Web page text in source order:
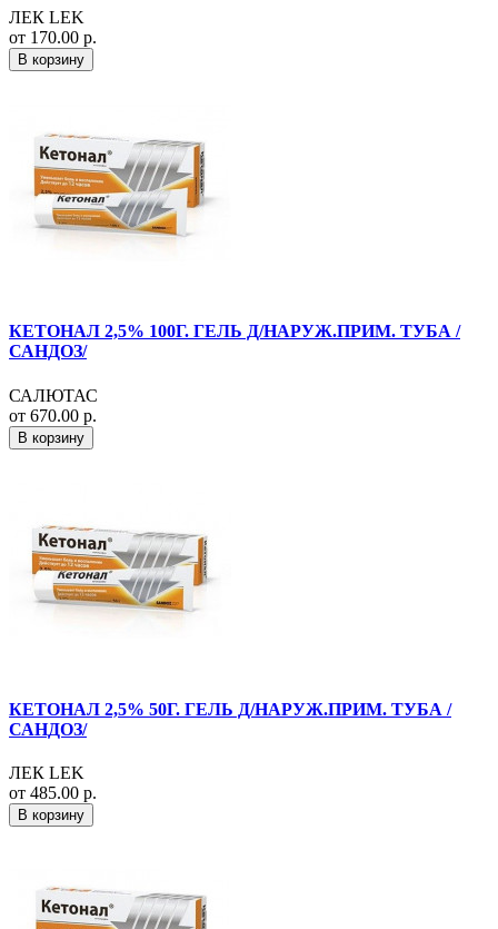
ЛЕК LEK
от 170.00 р.
В корзину
КЕТОНАЛ 2,5% 100Г. ГЕЛЬ Д/НАРУЖ.ПРИМ. ТУБА /
САНДОЗ/
САЛЮТАС
от 670.00 р.
В корзину
КЕТОНАЛ 2,5% 50Г. ГЕЛЬ Д/НАРУЖ.ПРИМ. ТУБА /
САНДОЗ/
ЛЕК LEK
от 485.00 р.
В корзину